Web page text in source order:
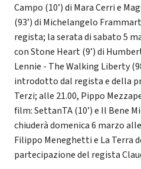
Campo (10’) di Mara Cerri e
(93’) di Michelangelo
regista; la serata di sabato 5
con Stone Heart (9’) di
Lennie - The Walking Liberty
introdotto dal regista e della
Terzi; alle 21.00, Pippo
film: SettanTA (10’) e Il Bene
chiuderà domenica 6 marzo
Filippo Meneghetti e La Terra
partecipazione del regista